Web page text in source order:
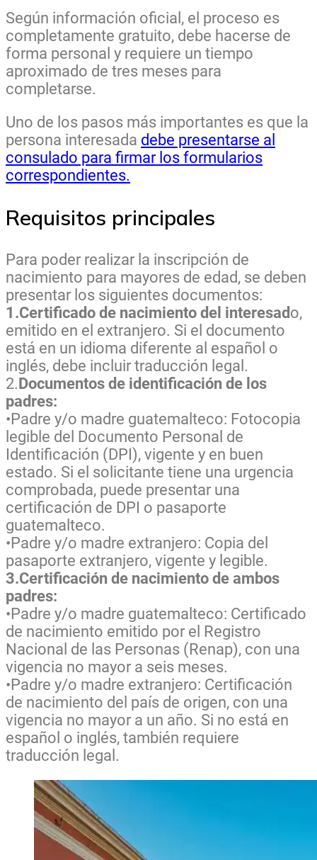
Según información oficial, el proceso es
completamente gratuito, debe hacerse de
forma personal y requiere un tiempo
aproximado de tres meses para
completarse.
Uno de los pasos más importantes es que la
persona interesada debe presentarse al
consulado para firmar los formularios
correspondientes.
Requisitos principales
Para poder realizar la inscripción de
nacimiento para mayores de edad, se deben
presentar los siguientes documentos:
1.Certificado de nacimiento del interesad o,
emitido en el extranjero. Si el documento
está en un idioma diferente al español o
inglés, debe incluir traducción legal.
2.Documentos de identificación de los
padres:
•Padre y/o madre guatemalteco: Fotocopia
legible del Documento Personal de
Identificación (DPI), vigente y en buen
estado. Si el solicitante tiene una urgencia
comprobada, puede presentar una
certificación de DPI o pasaporte
guatemalteco.
•Padre y/o madre extranjero: Copia del
pasaporte extranjero, vigente y legible.
3.Certificación de nacimiento de ambos
padres:
•Padre y/o madre guatemalteco: Certificado
de nacimiento emitido por el Registro
Nacional de las Personas (Renap), con una
vigencia no mayor a seis meses.
•Padre y/o madre extranjero: Certificación
de nacimiento del país de origen, con una
vigencia no mayor a un año. Si no está en
español o inglés, también requiere
traducción legal.